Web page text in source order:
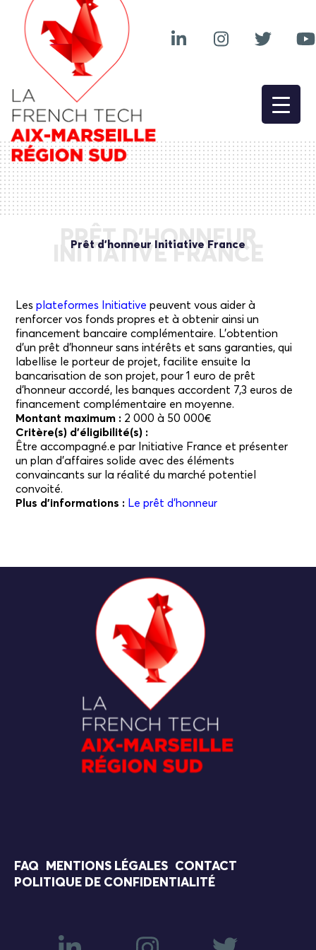
PRÊT D’HONNEUR
INITIATIVE FRANCE
Prêt d’honneur Initiative France
Lesplateformes Initiative peuvent vous aider à
renforcer vos fonds propres et à obtenir ainsi un
financement bancaire complémentaire. L’obtention
d’un prêt d’honneur sans intérêts et sans garanties, qui
labellise le porteur de projet, facilite ensuite la
bancarisation de son projet, pour 1 euro de prêt
d’honneur accordé, les banques accordent 7,3 euros de
financement complémentaire en moyenne.
Montant maximum : 2 000 à 50 000€
Critère(s) d’éligibilité(s) :
Être accompagné.e par Initiative France et présenter
un plan d’affaires solide avec des éléments
convaincants sur la réalité du marché potentiel
convoité.
Plus d’informations : Le prêt d’honneur
FAQ MENTIONS LÉGALES
CONTACT
POLITIQUE DE CONFIDENTIALITÉ